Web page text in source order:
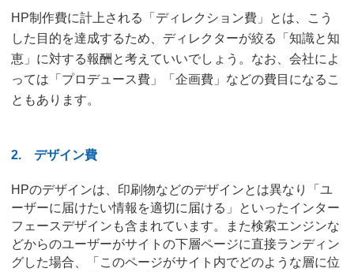
HP制作費に計上される「ディレクション費」とは、こう
した目的を達成するため、ディレクターが絞る「知識と知
恵」に対する報酬と考えていいでしょう。なお、会社によ
っては「プロデュース費」「企画費」などの費目になるこ
ともあります。
2. デザイン費
HPのデザインは、印刷物などのデザインとは異なり「ユ
ーザーに届けたい情報を適切に届ける」といったインター
フェースデザインも含まれています。また検索エンジンな
どからのユーザーがサイトの下層ページに直接ランディン
グした場合、「このページがサイト内でどのような層に位